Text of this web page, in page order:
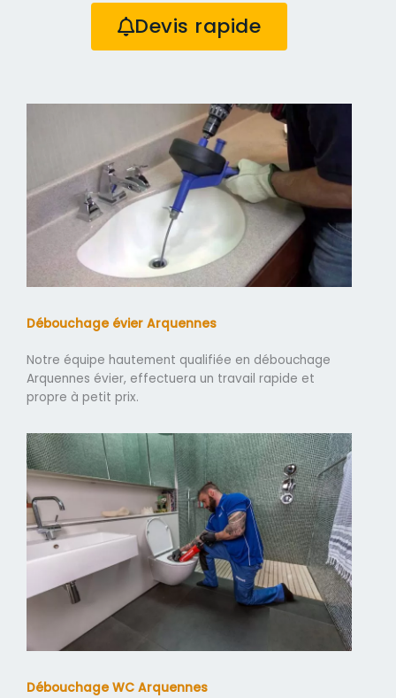
Devis rapide
Débouchage évier Arquennes
Notre équipe hautement qualifiée en débouchage
Arquennes évier, effectuera un travail rapide et
propre à petit prix.
Débouchage WC Arquennes